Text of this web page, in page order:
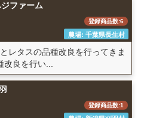
ファーム
登録商品数:6
農場: 千葉県長生村
レタスの品種改良を行ってきま
良を行い...
登録商品数:1